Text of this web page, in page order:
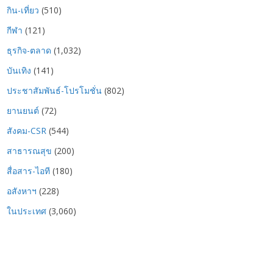
กิน-เที่ยว (510)
กีฬา (121)
ธุรกิจ-ตลาด (1,032)
บันเทิง (141)
ประชาสัมพันธ์-โปรโมชั่น (802)
ยานยนต์ (72)
สังคม-CSR (544)
สาธารณสุข (200)
สื่อสาร-ไอที (180)
อสังหาฯ (228)
ในประเทศ (3,060)